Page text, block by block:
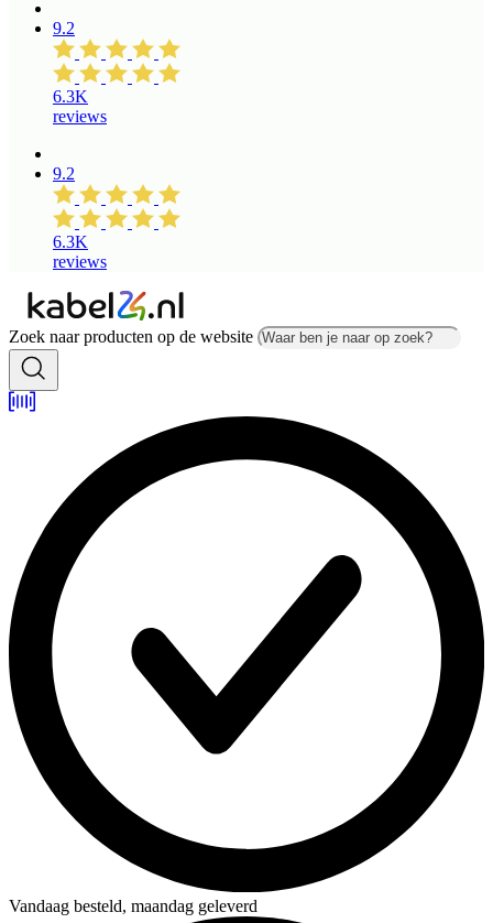
9.2
6.3K
reviews
9.2
6.3K
reviews
Zoek naar producten op de website
Vandaag besteld, maandag geleverd